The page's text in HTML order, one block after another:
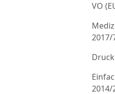
VO
2017/
2014/